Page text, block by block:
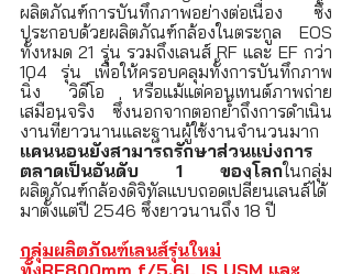
ผลิตภัณฑ์การบันทึกภาพอย่างต่อเนื่อง ซึ่ง
ประกอบด้วยผลิตภัณฑ์กล้องในตระกูล EOS
ทั้งหมด 21 รุ่น รวมถึงเลนส์ RF และ EF กว่า
104 รุ่น เพื่อให้ครอบคลุมทั้งการบันทึกภาพ
นิ่ง วิดีโอ หรือแม้แต่คอนเทนต์ภาพถ่าย
เสมือนจริง ซึ่งนอกจากตอกย้ำถึงการดำเนิน
แคนนอนยังสามารถรักษาส่วนแบ่งการ
ตลาดเป็นอันดับ 1 ของโลกในกลุ่ม
ผลิตภัณฑ์กล้องดิจิทัลแบบถอดเปลี่ยนเลนส์ได้
มาตั้งแต่ปี 2546 ซึ่งยาวนานถึง 18 ปี
กลุ่มผลิตภัณฑ์เลนส์รุ่นใหม่